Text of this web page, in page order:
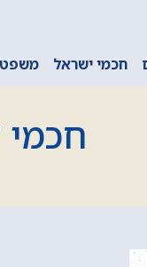
חכמי ישראל
חכמי